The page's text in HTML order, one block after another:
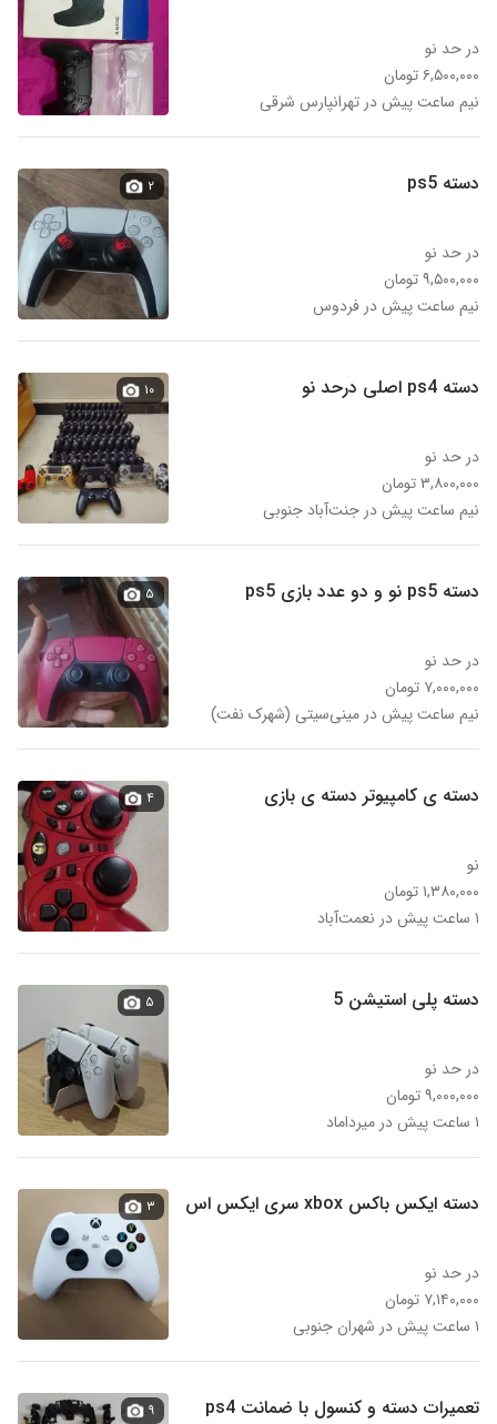
در حد نو
۶,۵۰۰,۰۰۰ تومان
نیم ساعت پیش در تهرانپارس شرقی
دسته ps5
در حد نو
۹,۵۰۰,۰۰۰ تومان
نیم ساعت پیش در فردوس
۲
دسته ps4 اصلی درحد نو
در حد نو
۳,۸۰۰,۰۰۰ تومان
نیم ساعت پیش در جنت‌آباد جنوبی
۱۰
دسته ps5 نو و دو عدد بازی ps5
در حد نو
۷,۰۰۰,۰۰۰ تومان
نیم ساعت پیش در مینی‌سیتی (شهرک نفت)
۵
دسته ی کامپیوتر دسته ی بازی
نو
۱,۳۸۰,۰۰۰ تومان
۱ ساعت پیش در نعمت‌آباد
۴
دسته پلی استیشن 5
در حد نو
۹,۰۰۰,۰۰۰ تومان
۱ ساعت پیش در میرداماد
۵
دسته ایکس باکس xbox سری ایکس اس
در حد نو
۷,۱۴۰,۰۰۰ تومان
۱ ساعت پیش در شهران جنوبی
۳
تعمیرات دسته و کنسول با ضمانت ps4
۹